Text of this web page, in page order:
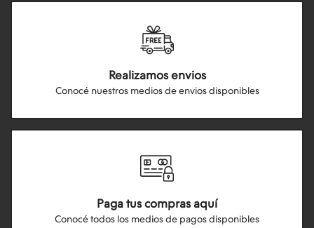
Realizamos envios
Conocé nuestros medios de envios disponibles
Paga tus compras aquí
Conocé todos los medios de pagos disponibles